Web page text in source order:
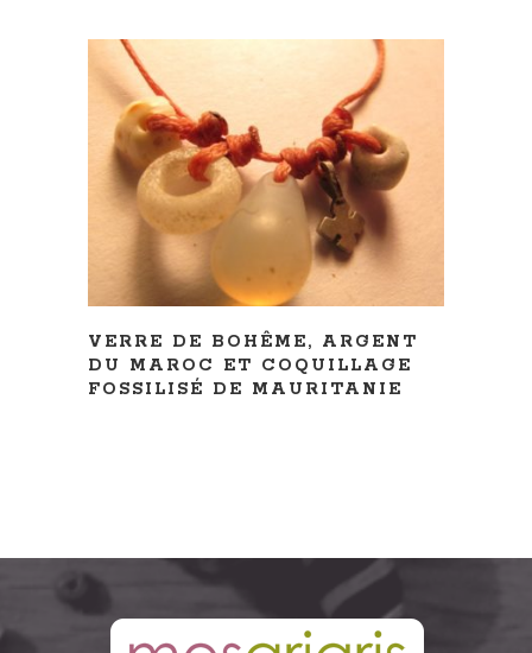
LIRE LA SUITE
VERRE DE BOHÊME, ARGENT
DU MAROC ET COQUILLAGE
FOSSILISÉ DE MAURITANIE